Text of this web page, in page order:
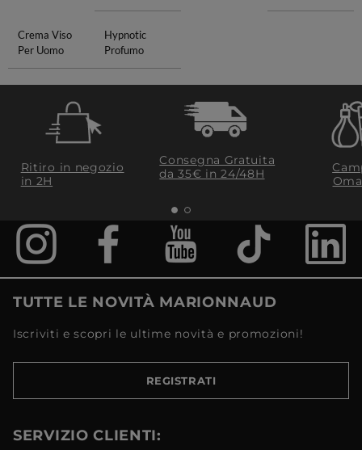
Crema Viso
Per Uomo
Hypnotic
Profumo
Ritiro in negozio
in 2H
Consegna Gratuita
da 35€​ in 24/48H
TUTTE LE NOVITÀ MARIONNAUD
Iscriviti e scopri le ultime novità e promozioni!
REGISTRATI
SERVIZIO CLIENTI: